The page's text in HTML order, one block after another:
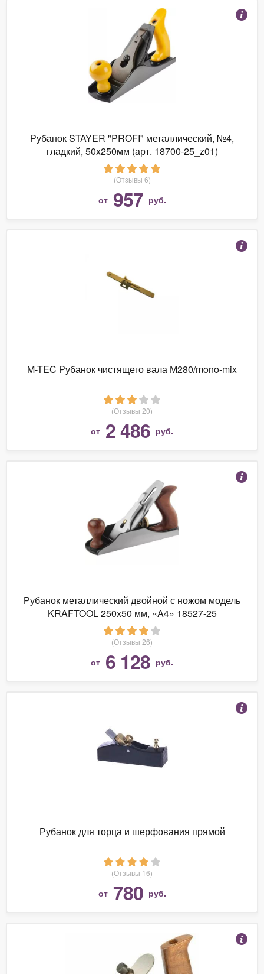
Рубанок STAYER "PROFI" металлический, №4,
гладкий, 50x250мм (арт. 18700-25_z01)
(Отзывы 6)
от 957 руб.
M-TEC Рубанок чистящего вала М280/mono-mix
(Отзывы 20)
от 2 486 руб.
Рубанок металлический двойной с ножом модель
KRAFTOOL 250х50 мм, «A4» 18527-25
(Отзывы 26)
от 6 128 руб.
Рубанок для торца и шерфования прямой
(Отзывы 16)
от 780 руб.